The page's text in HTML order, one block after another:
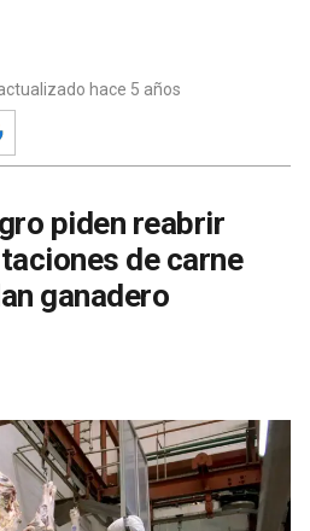
hace 5 años
piden reabrir
de carne
ganadero